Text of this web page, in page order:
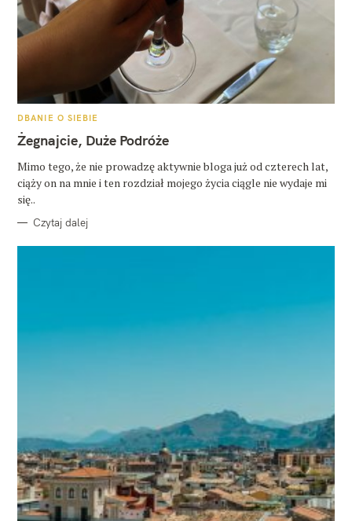
K
T
E
O
R
I
DBANIE O SIEBIE
Żegnajcie, Duże Podróże
Mimo tego, że nie prowadzę aktywnie bloga już od czterech lat,
ciąży on na mnie i ten rozdział mojego życia ciągle nie wydaje mi
się..
Czytaj dalej